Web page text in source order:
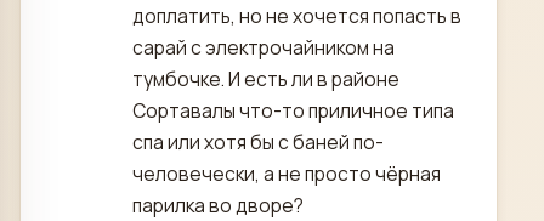
доплатить, но не хочется попасть в
сарай с электрочайником на
тумбочке. И есть ли в районе
Сортавалы что-то приличное типа
спа или хотя бы с баней по-
человечески, а не просто чёрная
парилка во дворе?